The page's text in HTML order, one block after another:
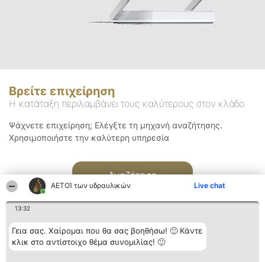
ΑΕΤΟΊ των υδραυλικών Live chat
13:32
Γεια σας. Χαίρομαι που θα σας βοηθήσω! 🙂 Κάντε
κλικ στο αντίστοιχο θέμα συνομιλίας! 🙂
Βρείτε επιχείρηση
Η κατάταξη περιλαμβάνει τους καλύτερους στον κλάδο
Ψάχνετε επιχείρηση; Ελέγξτε τη μηχανή αναζήτησης.
Χρησιμοποιήστε την καλύτερη υπηρεσία
Αναζήτηση